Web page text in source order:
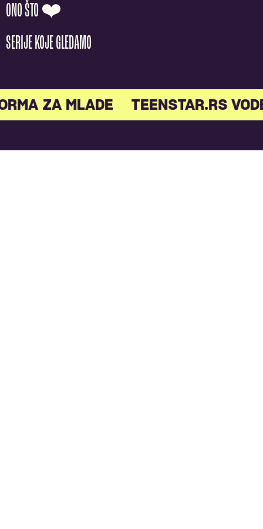
ONO ŠTO ❤️
SERIJE KOJE GLEDAMO
ZA MLADE TEENSTAR.RS